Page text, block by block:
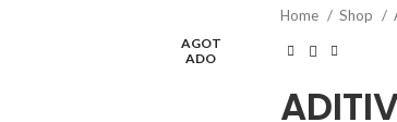
AGOT
ADO
Home Shop